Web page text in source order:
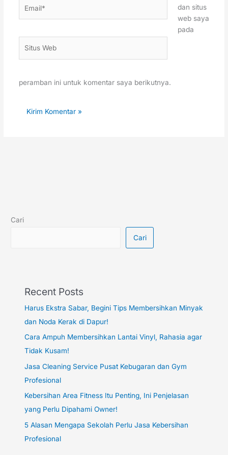
Web
dan situs
web saya
pada
peramban ini untuk komentar saya berikutnya.
Cari
Cari
Recent Posts
Harus Ekstra Sabar, Begini Tips Membersihkan Minyak
dan Noda Kerak di Dapur!
Cara Ampuh Membersihkan Lantai Vinyl, Rahasia agar
Tidak Kusam!
Jasa Cleaning Service Pusat Kebugaran dan Gym
Profesional
Kebersihan Area Fitness Itu Penting, Ini Penjelasan
yang Perlu Dipahami Owner!
5 Alasan Mengapa Sekolah Perlu Jasa Kebersihan
Profesional